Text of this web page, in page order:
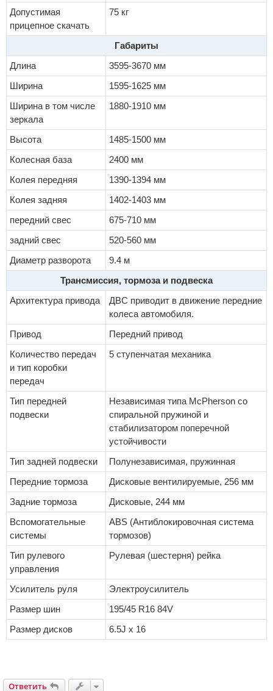
Допустимая
прицепное скачать
75 кг
Габариты
Длина
3595-3670 мм
Ширина
1595-1625 мм
Ширина в том числе
зеркала
1880-1910 мм
Высота
1485-1500 мм
Колесная база
2400 мм
Колея передняя
1390-1394 мм
Колея задняя
1402-1403 мм
передний свес
675-710 мм
задний свес
520-560 мм
Диаметр разворота
9.4 м
Трансмиссия, тормоза и подвеска
Архитектура привода
ДВС приводит в движение передние
колеса автомобиля.
Привод
Передний привод
Количество передач
и тип коробки
передач
5 ступенчатая механика
Тип передней
подвески
Независимая типа McPherson со
спиральной пружиной и
стабилизатором поперечной
устойчивости
Тип задней подвески
Полунезависимая, пружинная
Передние тормоза
Дисковые вентилируемые, 256 мм
Задние тормоза
Дисковые, 244 мм
Вспомогательные
системы
ABS (Антиблокировочная система
тормозов)
Тип рулевого
управления
Рулевая (шестерня) рейка
Усилитель руля
Электроусилитель
Размер шин
195/45 R16 84V
Размер дисков
6.5J x 16
Ответить